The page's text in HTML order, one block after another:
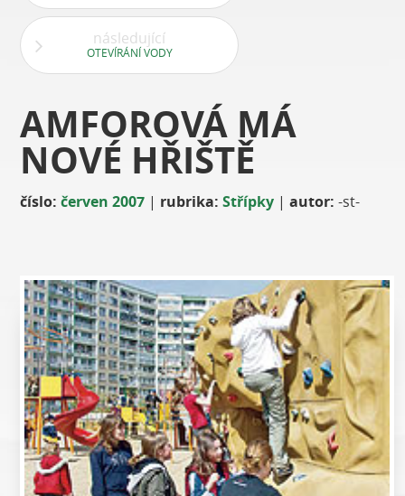
následující
OTEVÍRÁNÍ VODY
AMFOROVÁ MÁ
NOVÉ HŘIŠTĚ
číslo: červen 2007 | rubrika: Střípky |autor: -st-